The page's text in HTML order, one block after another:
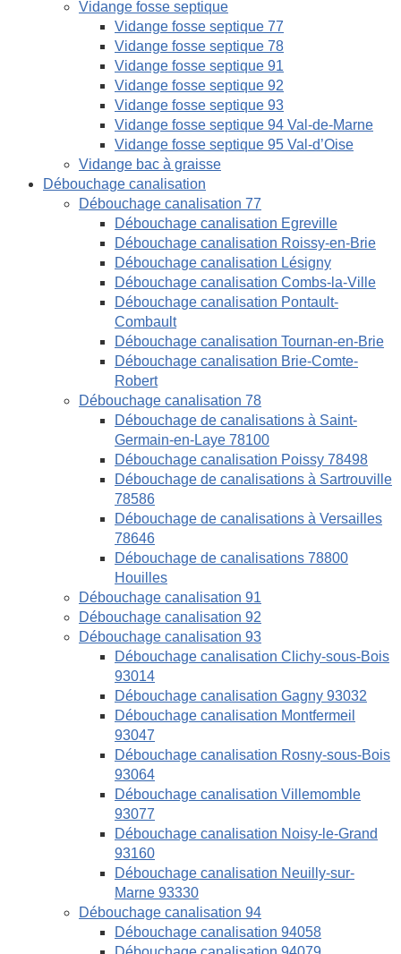
Vidange fosse septique
Vidange fosse septique 77
Vidange fosse septique 78
Vidange fosse septique 91
Vidange fosse septique 92
Vidange fosse septique 93
Vidange fosse septique 94 Val-de-Marne
Vidange fosse septique 95 Val-d’Oise
Vidange bac à graisse
Débouchage canalisation
Débouchage canalisation 77
Débouchage canalisation Egreville
Débouchage canalisation Roissy-en-Brie
Débouchage canalisation Lésigny
Débouchage canalisation Combs-la-Ville
Débouchage canalisation Pontault-
Combault
Débouchage canalisation Tournan-en-Brie
Débouchage canalisation Brie-Comte-
Robert
Débouchage canalisation 78
Débouchage de canalisations à Saint-
Germain-en-Laye 78100
Débouchage canalisation Poissy 78498
Débouchage de canalisations à Sartrouville
78586
Débouchage de canalisations à Versailles
78646
Débouchage de canalisations 78800
Houilles
Débouchage canalisation 91
Débouchage canalisation 92
Débouchage canalisation 93
Débouchage canalisation Clichy-sous-Bois
93014
Débouchage canalisation Gagny 93032
Débouchage canalisation Montfermeil
93047
Débouchage canalisation Rosny-sous-Bois
93064
Débouchage canalisation Villemomble
93077
Débouchage canalisation Noisy-le-Grand
93160
Débouchage canalisation Neuilly-sur-
Marne 93330
Débouchage canalisation 94
Débouchage canalisation 94058